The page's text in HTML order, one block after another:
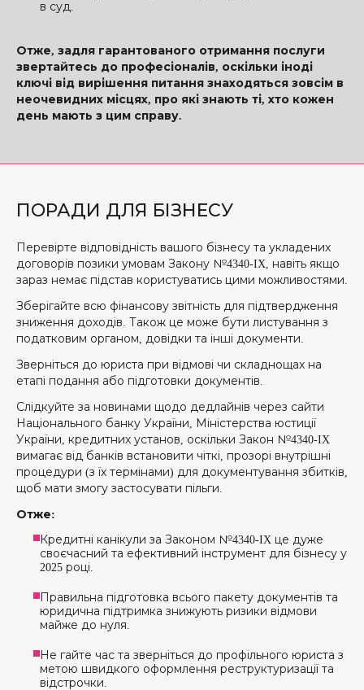
в суд.
Отже, задля гарантованого отримання послуги
звертайтесь до професіоналів, оскільки іноді
ключі від вирішення питання знаходяться зовсім в
неочевидних місцях, про які знають ті, хто кожен
день мають з цим справу.
ПОРАДИ ДЛЯ БІЗНЕСУ
Перевірте відповідність вашого бізнесу та укладених
договорів позики умовам Закону №4340-IX, навіть якщо
зараз немає підстав користуватись цими можливостями.
Зберігайте всю фінансову звітність для підтвердження
зниження доходів. Також це може бути листування з
податковим органом, довідки та інші документи.
Зверніться до юриста при відмові чи складнощах на
етапі подання або підготовки документів.
Слідкуйте за новинами щодо дедлайнів через сайти
Національного банку України, Міністерства юстиції
України, кредитних установ, оскільки Закон №4340-IX
вимагає від банків встановити чіткі, прозорі внутрішні
процедури (з їх термінами) для документування збитків,
щоб мати змогу застосувати пільги.
Отже:
Кредитні канікули за Законом №4340-IX це дуже
своєчасний та ефективний інструмент для бізнесу у
2025 році.
Правильна підготовка всього пакету документів та
юридична підтримка знижують ризики відмови
майже до нуля.
Не гайте час та зверніться до профільного юриста з
метою швидкого оформлення реструктуризації та
відстрочки.